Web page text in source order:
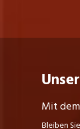
Mit
Bleiben